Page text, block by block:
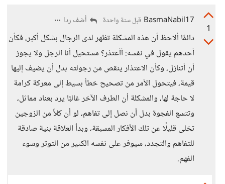
1
BasmaNabil17 قبل سنة واحدة أضف ردا
دائمًا ألاحظ أن هذه المشكلة تظهر لدى الرجال بشكل أكبر، فكأن
أحدهم يقول في نفسه: أأعتذر؟ مستحيل أنا الرجل ولا يجوز
أن أتنازل، وكأن الاعتذار ينقص من رجولته بدل أن يضيف إليها
قيمة، فيتحول الأمر من تصحيح خطأ بسيط إلى معركة كرامة
لا حاجة لها، والمشكلة أن الطرف الآخر غالبًا يرد بعناد مماثل،
وتتسع الفجوة بدل أن نصل إلى تفاهم، لو أن كلاً من الزوجين
تخلى قليلًا عن تلك الأفكار المسبقة، وبدأ العلاقة بنية صادقة
للتفاهم والتجدد، سيوفر على نفسه الكثير من التوتر وسوء
الفهم.